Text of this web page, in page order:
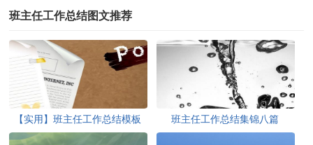
班主任工作总结图文推荐
【实用】班主任工作总结模板
班主任工作总结集锦八篇